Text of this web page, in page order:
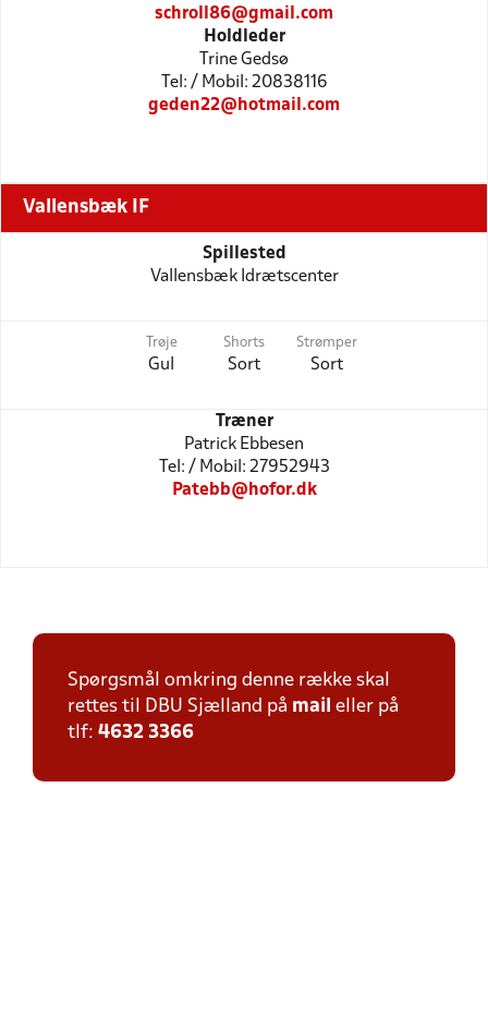
schroll86@gmail.com
Holdleder
Trine Gedsø
Tel: / Mobil: 20838116
geden22@hotmail.com
Vallensbæk IF
Spillested
Vallensbæk Idrætscenter
Trøje
Gul
Shorts
Sort
Strømper
Sort
Træner
Patrick Ebbesen
Tel: / Mobil: 27952943
Patebb@hofor.dk
Spørgsmål omkring denne række skal
rettes til DBU Sjælland på mail eller på
tlf: 4632 3366